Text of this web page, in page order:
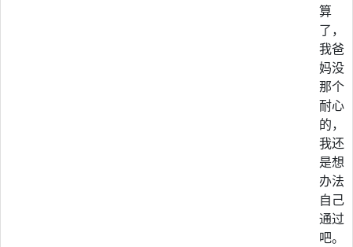
算
了，
我爸
妈没
那个
耐心
的，
我还
是想
办法
自己
通过
吧。